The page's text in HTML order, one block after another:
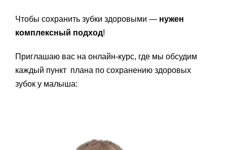
Чтобы сохранить зубки здоровыми — нужен
комплексный подход!
Приглашаю вас на онлайн-курс, где мы обсудим
каждый пункт плана по сохранению здоровых
зубок у малыша: